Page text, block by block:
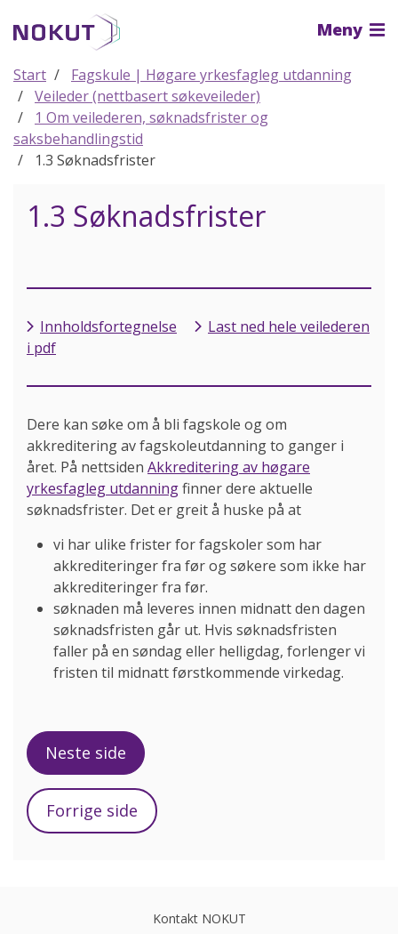
hovedinnhold
Meny
Start
Fagskule | Høgare yrkesfagleg utdanning
Veileder (nettbasert søkeveileder)
1 Om veilederen, søknadsfrister og
saksbehandlingstid
1.3 Søknadsfrister
1.3 Søknadsfrister
Innholdsfortegnelse
Last ned hele veilederen
i pdf
Dere kan søke om å bli fagskole og om
akkreditering av fagskoleutdanning to ganger i
året. På nettsiden Akkreditering av høgare
yrkesfagleg utdanningfinner dere aktuelle
søknadsfrister. Det er greit å huske på at
vi har ulike frister for fagskoler som har
akkrediteringer fra før og søkere som ikke har
akkrediteringer fra før.
søknaden må leveres innen midnatt den dagen
søknadsfristen går ut. Hvis søknadsfristen
faller på en søndag eller helligdag, forlenger vi
fristen til midnatt førstkommende virkedag.
Neste side
Forrige side
Kontakt NOKUT